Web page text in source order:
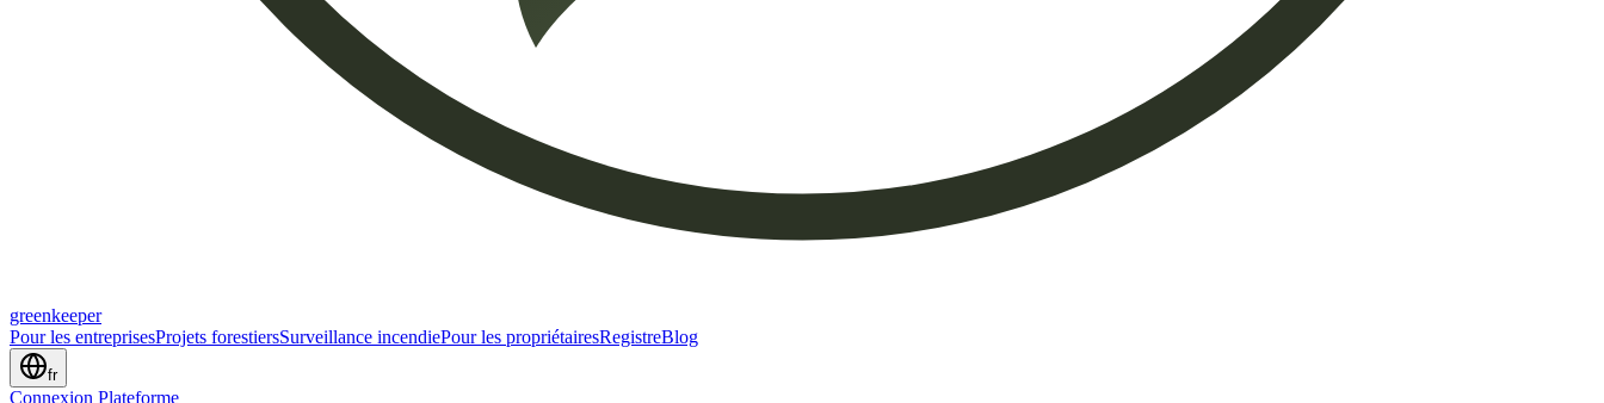
greenkeeper
Pour les entreprisesProjets forestiersSurveillance incendiePour les propriétairesRegistreBlog
fr
Connexion Plateforme